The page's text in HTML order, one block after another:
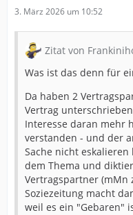
3. März 2026 um 10:52
Zitat von
Was ist das denn für
Da haben 2
Vertrag
Interesse daran mehr
verstanden - und der
Sache nicht
dem Thema und
Vertragspartner (mMn
Soziezeitung macht
weil es ein "Gebaren"